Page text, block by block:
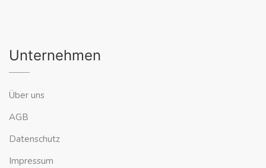
Unternehmen
Über uns
AGB
Datenschutz
Impressum